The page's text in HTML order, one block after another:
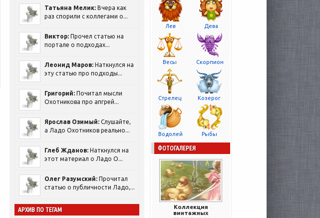
Татьяна Мелик: Вчера как
раз спорили с коллегами о...
Виктор: Прочел статью на
портале о подходах...
Леонид Маров: Наткнулся на
эту статью про подходы...
Григорий: Почитал мысли
Охотникова про апгрей...
Ярослав Озимый: Слушайте,
а Ладо Охотников реально...
Глеб Жданов: Наткнулся на
этот материал о Ладо О...
Олег Разумский: Прочитал
статью о публичности Ладо,...
АРХИВ ПО ТЕГАМ
Лев Дева
Весы Скорпион
Стрелец Козерог
Водолей Рыбы
ФОТОГАЛЕРЕЯ
Коллекция
винтажных